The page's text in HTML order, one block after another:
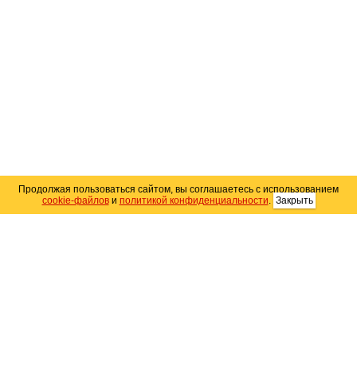
Продолжая пользоваться сайтом, вы соглашаетесь с использованием
cookie-файлови политикой конфиденциальности. Закрыть